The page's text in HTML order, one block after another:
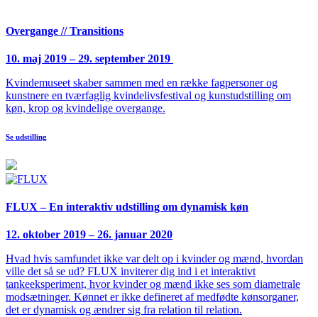
Overgange // Transitions
10. maj 2019 – 29. september 2019
Kvindemuseet skaber sammen med en række fagpersoner og
kunstnere en tværfaglig kvindelivsfestival og kunstudstilling om
køn, krop og kvindelige overgange.
Se udstilling
FLUX – En interaktiv udstilling om dynamisk køn
12. oktober 2019 – 26. januar 2020
Hvad hvis samfundet ikke var delt op i kvinder og mænd, hvordan
ville det så se ud? FLUX inviterer dig ind i et interaktivt
tankeeksperiment, hvor kvinder og mænd ikke ses som diametrale
modsætninger. Kønnet er ikke defineret af medfødte kønsorganer,
det er dynamisk og ændrer sig fra relation til relation.